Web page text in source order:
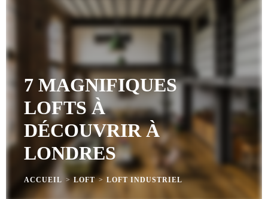
7 MAGNIFIQUES
LOFTS À
DÉCOUVRIR À
LONDRES
ACCUEIL >LOFT> LOFT INDUSTRIEL